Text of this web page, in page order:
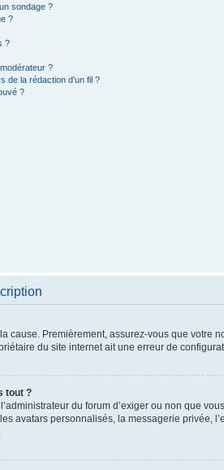
sondage ?
?
?
?
de la rédaction d’un fil ?
?
cause. Premièrement, assurez-vous que votre
du site internet ait une erreur de
tout ?
du forum d’exiger ou non que
avatars personnalisés, la messagerie privée,